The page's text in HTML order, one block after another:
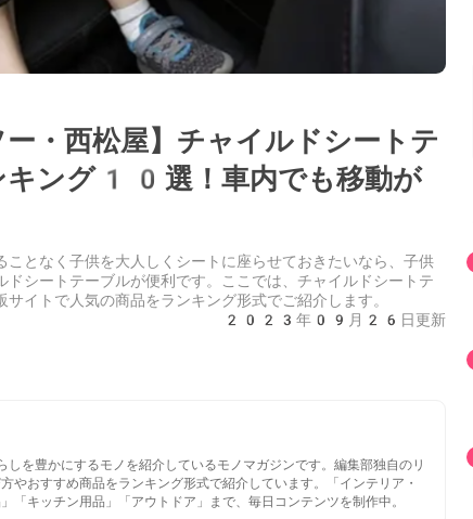
ー・西松屋】チャイルドシートテ
キング10選！車内でも移動が
となく子供を大人しくシートに座らせておきたいなら、子供
シートテーブルが便利です。ここでは、チャイルドシートテ
イトで人気の商品をランキング形式でご紹介します。
2023年09月26日更新
を豊かにするモノを紹介しているモノマガジンです。編集部独自のリ
やおすすめ商品をランキング形式で紹介しています。「インテリア・
「キッチン用品」「アウトドア」まで、毎日コンテンツを制作中。